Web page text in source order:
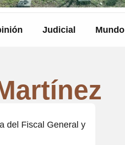
Judicial Mundo
del Fiscal General y